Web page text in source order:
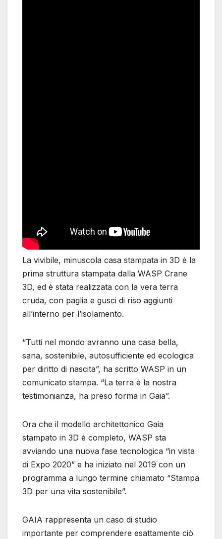
La vivibile, minuscola casa stampata in 3D è la
prima struttura stampata dalla WASP Crane
3D, ed è stata realizzata con la vera terra
cruda, con paglia e gusci di riso aggiunti
all’interno per l’isolamento.
“Tutti nel mondo avranno una casa bella,
sana, sostenibile, autosufficiente ed ecologica
per diritto di nascita”, ha scritto WASP in un
comunicato stampa. “La terra è la nostra
testimonianza, ha preso forma in Gaia”.
Ora che il modello architettonico Gaia
stampato in 3D è completo, WASP sta
avviando una nuova fase tecnologica “in vista
di Expo 2020” e ha iniziato nel 2019 con un
programma a lungo termine chiamato “Stampa
3D per una vita sostenibile”.
GAIA rappresenta un caso di studio
importante per comprendere esattamente ciò